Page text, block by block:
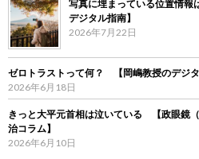
写真に埋まっている位置情
デジタル指南】
2026年7月22日
ゼロトラストって何？ 【岡嶋教授のデジタ
2026年6月18日
きっと大平元首相は泣いている 【政眼鏡
治コラム】
2026年6月10日